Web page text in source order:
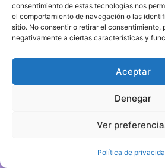
consentimiento de estas tecnologías nos
el comportamiento de navegación o las
sitio. No consentir o retirar el consentimiento,
negativamente a ciertas características y
Aceptar
Denegar
Ver
Política de